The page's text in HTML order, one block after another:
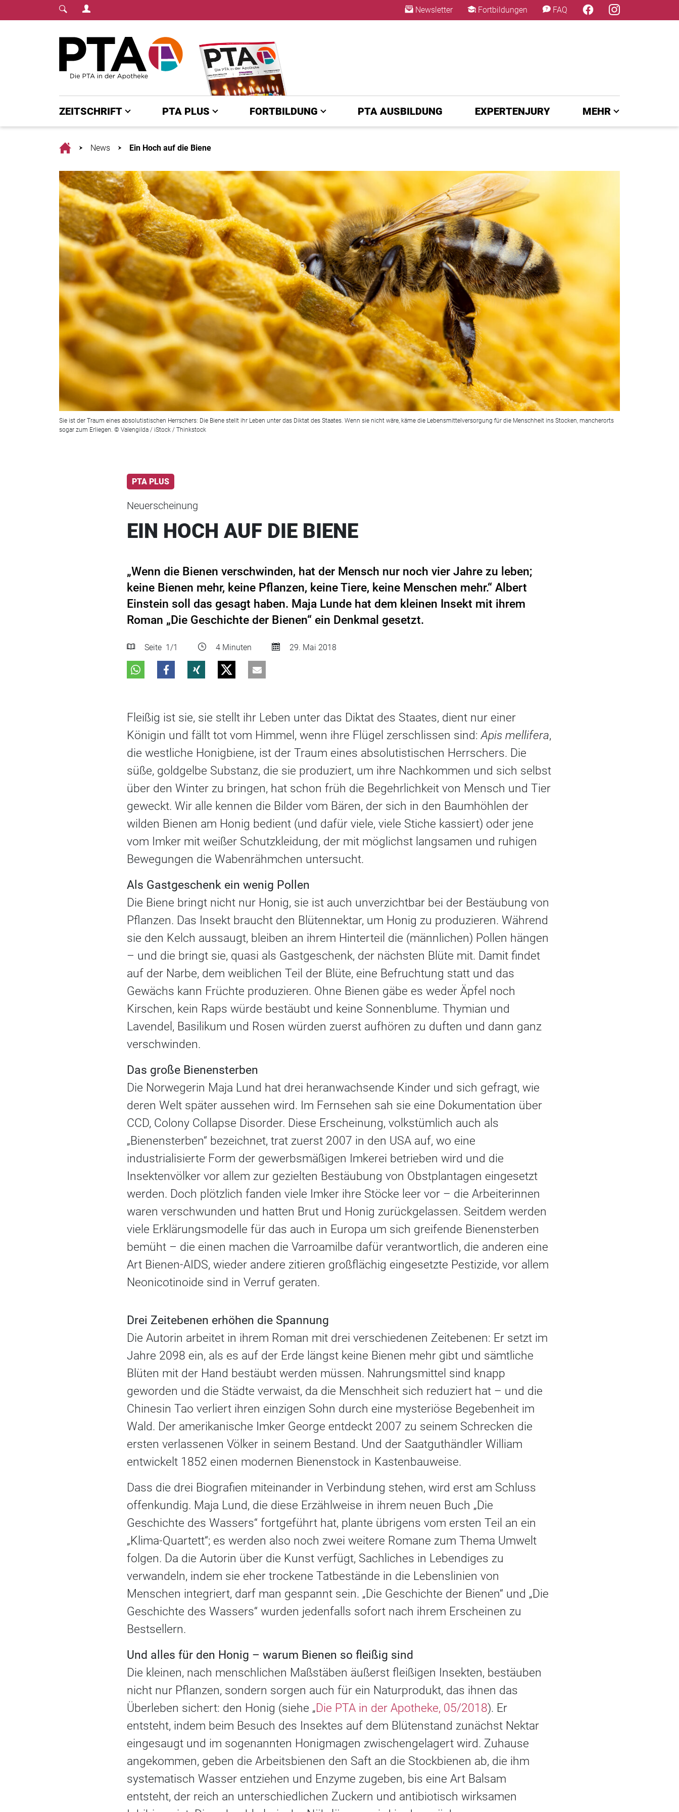
Login Menu Newsletter Fortbildungen FAQ
ZEITSCHRIFT PTA PLUS FORTBILDUNG PTA AUSBILDUNG EXPERTENJURY MEHR
HomeNews Ein Hoch auf die Biene
Sie ist der Traum eines absolutistischen Herrschers: Die Biene stellt ihr Leben unter das Diktat des Staates. Wenn sie nicht wäre, käme die Lebensmittelversorgung für die Menschheit ins Stocken, mancherorts
sogar zum Erliegen. © Valengilda / iStock / Thinkstock
PTA PLUS
Neuerscheinung
EIN HOCH AUF DIE BIENE
„Wenn die Bienen verschwinden, hat der Mensch nur noch vier Jahre zu leben;
keine Bienen mehr, keine Pflanzen, keine Tiere, keine Menschen mehr.“ Albert
Einstein soll das gesagt haben. Maja Lunde hat dem kleinen Insekt mit ihrem
Roman „Die Geschichte der Bienen“ ein Denkmal gesetzt.
Seite 1/1 4 Minuten 29. Mai 2018
Fleißig ist sie, sie stellt ihr Leben unter das Diktat des Staates, dient nur einer
Königin und fällt tot vom Himmel, wenn ihre Flügel zerschlissen sind:Apis mellifera,
die westliche Honigbiene, ist der Traum eines absolutistischen Herrschers. Die
süße, goldgelbe Substanz, die sie produziert, um ihre Nachkommen und sich selbst
über den Winter zu bringen, hat schon früh die Begehrlichkeit von Mensch und Tier
geweckt. Wir alle kennen die Bilder vom Bären, der sich in den Baumhöhlen der
wilden Bienen am Honig bedient (und dafür viele, viele Stiche kassiert) oder jene
vom Imker mit weißer Schutzkleidung, der mit möglichst langsamen und ruhigen
Bewegungen die Wabenrähmchen untersucht.
Als Gastgeschenk ein wenig Pollen
Die Biene bringt nicht nur Honig, sie ist auch unverzichtbar bei der Bestäubung von
Pflanzen. Das Insekt braucht den Blütennektar, um Honig zu produzieren. Während
sie den Kelch aussaugt, bleiben an ihrem Hinterteil die (männlichen) Pollen hängen
– und die bringt sie, quasi als Gastgeschenk, der nächsten Blüte mit. Damit findet
auf der Narbe, dem weiblichen Teil der Blüte, eine Befruchtung statt und das
Gewächs kann Früchte produzieren. Ohne Bienen gäbe es weder Äpfel noch
Kirschen, kein Raps würde bestäubt und keine Sonnenblume. Thymian und
Lavendel, Basilikum und Rosen würden zuerst aufhören zu duften und dann ganz
verschwinden.
Das große Bienensterben
Die Norwegerin Maja Lund hat drei heranwachsende Kinder und sich gefragt, wie
deren Welt später aussehen wird. Im Fernsehen sah sie eine Dokumentation über
CCD, Colony Collapse Disorder. Diese Erscheinung, volkstümlich auch als
„Bienensterben“ bezeichnet, trat zuerst 2007 in den USA auf, wo eine
industrialisierte Form der gewerbsmäßigen Imkerei betrieben wird und die
Insektenvölker vor allem zur gezielten Bestäubung von Obstplantagen eingesetzt
werden. Doch plötzlich fanden viele Imker ihre Stöcke leer vor – die Arbeiterinnen
waren verschwunden und hatten Brut und Honig zurückgelassen. Seitdem werden
viele Erklärungsmodelle für das auch in Europa um sich greifende Bienensterben
bemüht – die einen machen die Varroamilbe dafür verantwortlich, die anderen eine
Art Bienen-AIDS, wieder andere zitieren großflächig eingesetzte Pestizide, vor allem
Neonicotinoide sind in Verruf geraten.
Drei Zeitebenen erhöhen die Spannung
Die Autorin arbeitet in ihrem Roman mit drei verschiedenen Zeitebenen: Er setzt im
Jahre 2098 ein, als es auf der Erde längst keine Bienen mehr gibt und sämtliche
Blüten mit der Hand bestäubt werden müssen. Nahrungsmittel sind knapp
geworden und die Städte verwaist, da die Menschheit sich reduziert hat – und die
Chinesin Tao verliert ihren einzigen Sohn durch eine mysteriöse Begebenheit im
Wald. Der amerikanische Imker George entdeckt 2007 zu seinem Schrecken die
ersten verlassenen Völker in seinem Bestand. Und der Saatguthändler William
entwickelt 1852 einen modernen Bienenstock in Kastenbauweise.
Dass die drei Biografien miteinander in Verbindung stehen, wird erst am Schluss
offenkundig. Maja Lund, die diese Erzählweise in ihrem neuen Buch „Die
Geschichte des Wassers“ fortgeführt hat, plante übrigens vom ersten Teil an ein
„Klima-Quartett“; es werden also noch zwei weitere Romane zum Thema Umwelt
folgen. Da die Autorin über die Kunst verfügt, Sachliches in Lebendiges zu
verwandeln, indem sie eher trockene Tatbestände in die Lebenslinien von
Menschen integriert, darf man gespannt sein. „Die Geschichte der Bienen“ und „Die
Geschichte des Wassers“ wurden jedenfalls sofort nach ihrem Erscheinen zu
Bestsellern.
Und alles für den Honig – warum Bienen so fleißig sind
Die kleinen, nach menschlichen Maßstäben äußerst fleißigen Insekten, bestäuben
nicht nur Pflanzen, sondern sorgen auch für ein Naturprodukt, das ihnen das
Überleben sichert: den Honig (siehe „Die PTA in der Apotheke, 05/2018). Er
entsteht, indem beim Besuch des Insektes auf dem Blütenstand zunächst Nektar
eingesaugt und im sogenannten Honigmagen zwischengelagert wird. Zuhause
angekommen, geben die Arbeitsbienen den Saft an die Stockbienen ab, die ihm
systematisch Wasser entziehen und Enzyme zugeben, bis eine Art Balsam
entsteht, der reich an unterschiedlichen Zuckern und antibiotisch wirksamen
×